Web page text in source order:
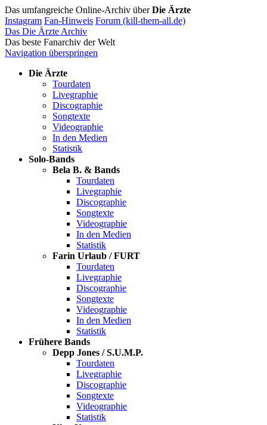
Das umfangreiche Online-Archiv überDie Ärzte
Instagram Fan-Hinweis Forum (kill-them-all.de)
Das Die Ärzte Archiv
Das beste Fanarchiv der Welt
Navigation überspringen
Die Ärzte
Tourdaten
Livegraphie
Discographie
Songtexte
Videographie
In den Medien
Statistik
Solo-Bands
Bela B. & Bands
Tourdaten
Livegraphie
Discographie
Songtexte
Videographie
In den Medien
Statistik
Farin Urlaub / FURT
Tourdaten
Livegraphie
Discographie
Songtexte
Videographie
In den Medien
Statistik
Frühere Bands
Depp Jones / S.U.M.P.
Tourdaten
Livegraphie
Discographie
Songtexte
Videographie
Statistik